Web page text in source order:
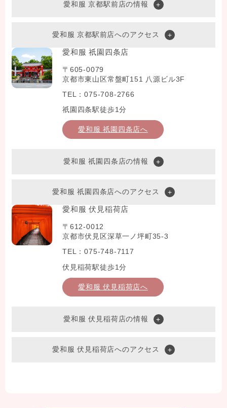
愛和服 京都駅前店の情報
愛和服 京都駅前店へのアクセス
愛和服 祇園四条店
〒605-0079
京都市東山区常盤町151 八源ビル3F
TEL：075-708-2766
祇園四条駅徒歩1分
愛和服 祇園四条店へ
愛和服 祇園四条店の情報
愛和服 祇園四条店へのアクセス
愛和服 伏見稲荷店
〒612-0012
京都市伏見区深草一ノ坪町35-3
TEL：075-748-7117
伏見稲荷駅徒歩1分
愛和服 伏見稲荷店へ
愛和服 伏見稲荷店の情報
愛和服 伏見稲荷店へのアクセス